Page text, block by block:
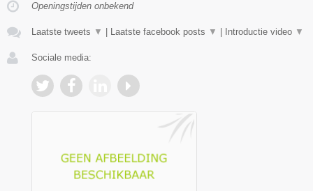
Openingstijden onbekend
Laatste tweets ▼ Laatste facebook posts ▼ Introductie video ▼
Sociale media: